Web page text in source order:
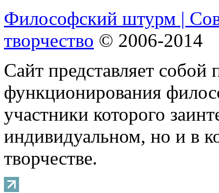
Философский штурм |
творчество © 2006-2014
Сайт представляет собой
функционирования
участники которого
индивидуальном, но и в
творчестве.